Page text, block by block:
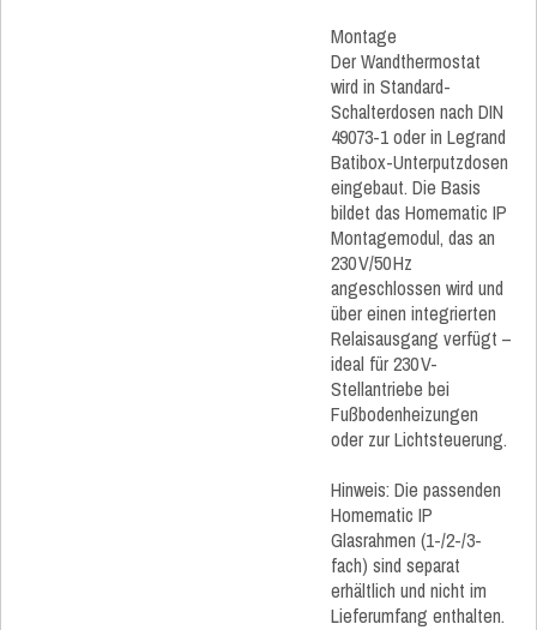
Montage
Der Wandthermostat
wird in Standard-
Schalterdosen nach DIN
49073-1 oder in Legrand
Batibox-Unterputzdosen
eingebaut. Die Basis
bildet das Homematic IP
Montagemodul, das an
230 V/50 Hz
angeschlossen wird und
über einen integrierten
Relaisausgang verfügt –
ideal für 230 V-
Stellantriebe bei
Fußbodenheizungen
oder zur Lichtsteuerung.
Hinweis: Die passenden
Homematic IP
Glasrahmen (1-/2-/3-
fach) sind separat
erhältlich und nicht im
Lieferumfang enthalten.